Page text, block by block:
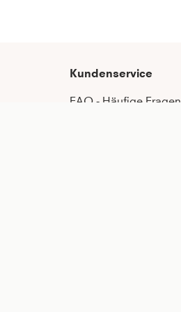
Kundenservice
FAQ - Häufige Fragen